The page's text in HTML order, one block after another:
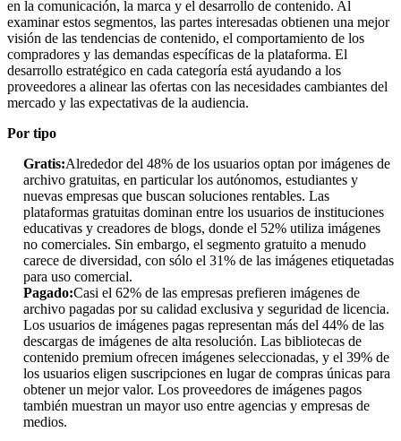
en la comunicación, la marca y el desarrollo de contenido. Al
examinar estos segmentos, las partes interesadas obtienen una mejor
visión de las tendencias de contenido, el comportamiento de los
compradores y las demandas específicas de la plataforma. El
desarrollo estratégico en cada categoría está ayudando a los
proveedores a alinear las ofertas con las necesidades cambiantes del
mercado y las expectativas de la audiencia.
Por tipo
Gratis:Alrededor del 48% de los usuarios optan por imágenes de
archivo gratuitas, en particular los autónomos, estudiantes y
nuevas empresas que buscan soluciones rentables. Las
plataformas gratuitas dominan entre los usuarios de instituciones
educativas y creadores de blogs, donde el 52% utiliza imágenes
no comerciales. Sin embargo, el segmento gratuito a menudo
carece de diversidad, con sólo el 31% de las imágenes etiquetadas
para uso comercial.
Pagado:Casi el 62% de las empresas prefieren imágenes de
archivo pagadas por su calidad exclusiva y seguridad de licencia.
Los usuarios de imágenes pagas representan más del 44% de las
descargas de imágenes de alta resolución. Las bibliotecas de
contenido premium ofrecen imágenes seleccionadas, y el 39% de
los usuarios eligen suscripciones en lugar de compras únicas para
obtener un mejor valor. Los proveedores de imágenes pagos
también muestran un mayor uso entre agencias y empresas de
medios.